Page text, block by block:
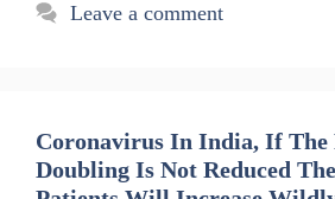
Leave a comment
Coronavirus In India, If The
Doubling Is Not Reduced